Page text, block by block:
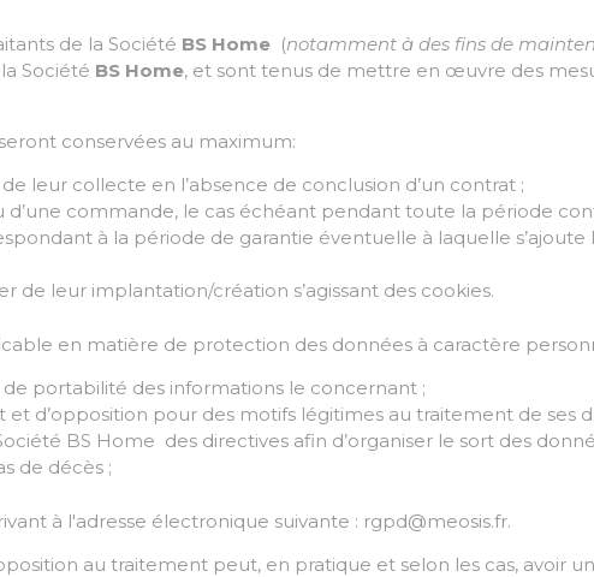
de la Société BS Home (notamment à des fins de
Société BS Home, et sont tenus de mettre en œuvre des
conservées au maximum:
leur collecte en l’absence de conclusion d’un contrat ;
d’une commande, le cas échéant pendant toute la période
à la période de garantie éventuelle à laquelle
de leur implantation/création s’agissant des cookies.
en matière de protection des données à caractère
de portabilité des informations le concernant ;
d’opposition pour des motifs légitimes au traitement de ses
BS Home des directives afin d’organiser le sort des
de décès ;
à l'adresse électronique suivante : rgpd@meosis.fr.
au traitement peut, en pratique et selon les cas, avoir